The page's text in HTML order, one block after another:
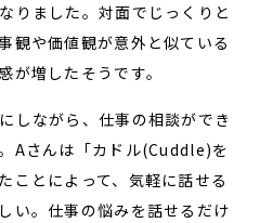
りました。対面でじっくりと
観や価値観が意外と似ている
が増したそうです。
しながら、仕事の相談ができ
Aさんは「カドル(Cuddle)を
ことによって、気軽に話せる
い。仕事の悩みを話せるだけ